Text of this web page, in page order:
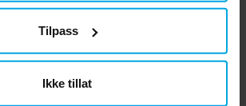
Tilpass
Ikke tillat
4 Bluey Tallballong 1